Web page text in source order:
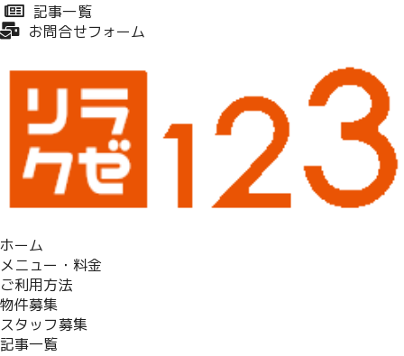
記事一覧
お問合せフォーム
ホーム
メニュー・料金
ご利用方法
物件募集
スタッフ募集
記事一覧